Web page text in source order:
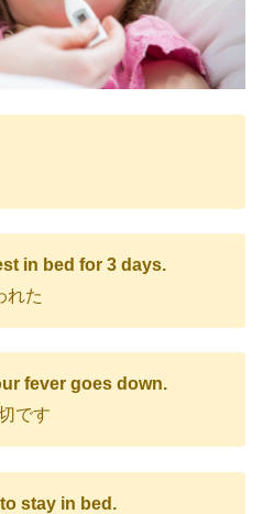
in bed for 3 days.
れた
fever goes down.
です
stay in bed.